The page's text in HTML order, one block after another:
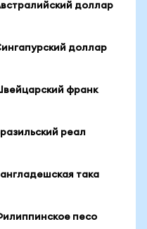
доллар
доллар
франк
реал
така
песо